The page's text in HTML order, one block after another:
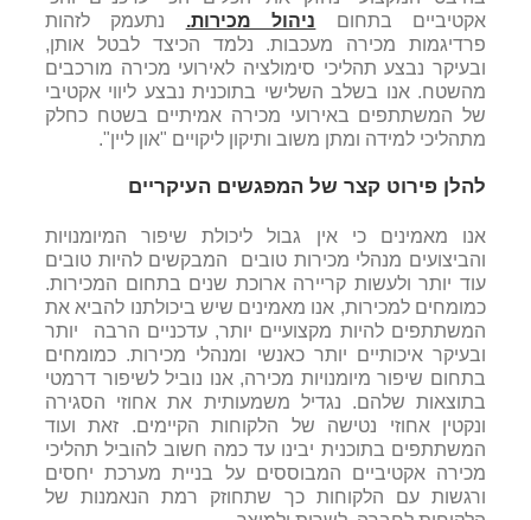
אקטיביים בתחום ניהול מכירות. נתעמק לזהות
פרדיגמות מכירה מעכבות. נלמד הכיצד לבטל אותן,
ובעיקר נבצע תהליכי סימולציה לאירועי מכירה מורכבים
מהשטח. אנו בשלב השלישי בתוכנית נבצע ליווי אקטיבי
של המשתתפים באירועי מכירה אמיתיים בשטח כחלק
מתהליכי למידה ומתן משוב ותיקון ליקויים "און ליין".
להלן פירוט קצר של המפגשים העיקריים
אנו מאמינים כי אין גבול ליכולת שיפור המיומנויות
והביצועים מנהלי מכירות טובים המבקשים להיות טובים
עוד יותר ולעשות קריירה ארוכת שנים בתחום המכירות.
כמומחים למכירות, אנו מאמינים שיש ביכולתנו להביא את
המשתתפים להיות מקצועיים יותר, עדכניים הרבה יותר
ובעיקר איכותיים יותר כאנשי ומנהלי מכירות. כמומחים
בתחום שיפור מיומנויות מכירה, אנו נוביל לשיפור דרמטי
בתוצאות שלהם. נגדיל משמעותית את אחוזי הסגירה
ונקטין אחוזי נטישה של הלקוחות הקיימים. זאת ועוד
המשתתפים בתוכנית יבינו עד כמה חשוב להוביל תהליכי
מכירה אקטיביים המבוססים על בניית מערכת יחסים
ורגשות עם הלקוחות כך שתחוזק רמת הנאמנות של